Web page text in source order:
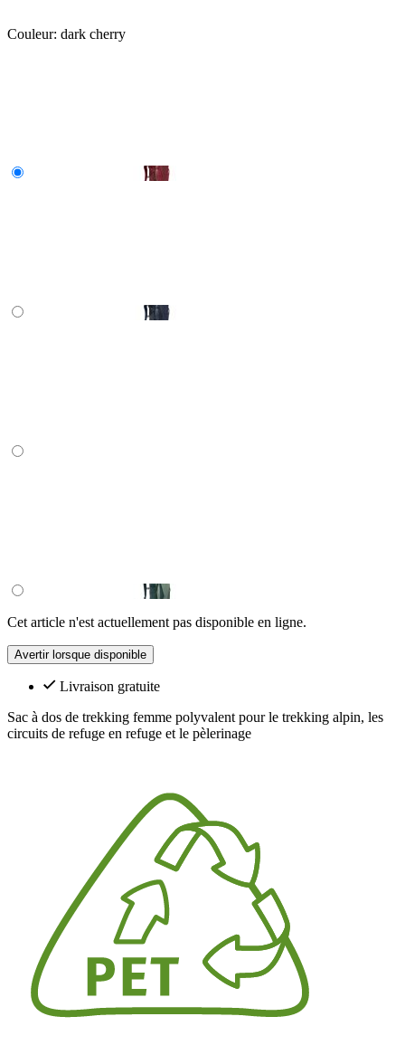
Couleur: dark cherry
Cet article n'est actuellement pas disponible en ligne.
Avertir lorsque disponible
Livraison gratuite
Sac à dos de trekking femme polyvalent pour le trekking alpin, les
circuits de refuge en refuge et le pèlerinage